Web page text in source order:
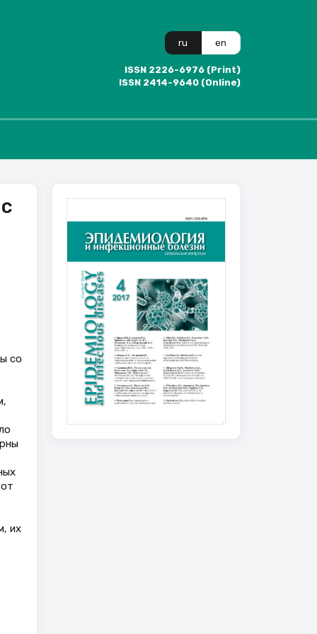
ru en
ISSN 2226-6976 (Print)
ISSN 2414-9640 (Online)
со
их